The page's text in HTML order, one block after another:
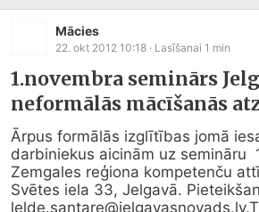
Mācies
22. okt 2012 10:18 · Lasīšanai 1 min
1.novembra seminārs
neformālās mācīšanās
Ārpus formālās izglītības jomā
darbiniekus aicinām uz semināru
Zemgales reģiona kompetenču
Svētes iela 33, Jelgavā.
lelde.santare@jelgavasnovads.lv